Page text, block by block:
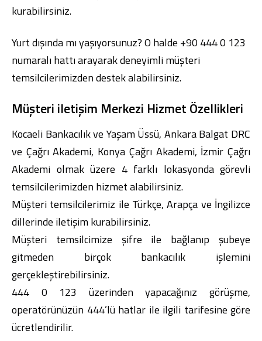
Dijital Bankacılık Hakkımızda Finans Portalı
Yatırımcı İlişkileri
Englishالعربية
Dijital Bankacılık Hakkımızda Finans Portalı
Şube ve ATM’ler
İletişim
Ürün ve Hizmet Ücretleri
kurabilirsiniz.
Yurt dışında mı yaşıyorsunuz? O halde +90 444 0 123
numaralı hattı arayarak deneyimli müşteri
temsilcilerimizden destek alabilirsiniz.
Müşteri iletişim Merkezi Hizmet Özellikleri
Kocaeli Bankacılık ve Yaşam Üssü, Ankara Balgat DRC
ve Çağrı Akademi, Konya Çağrı Akademi, İzmir Çağrı
Akademi olmak üzere 4 farklı lokasyonda görevli
temsilcilerimizden hizmet alabilirsiniz.
Müşteri temsilcilerimiz ile Türkçe, Arapça ve İngilizce
dillerinde iletişim kurabilirsiniz.
Müşteri temsilcimize şifre ile bağlanıp şubeye
gitmeden birçok bankacılık işlemini
gerçekleştirebilirsiniz.
444 0 123 üzerinden yapacağınız görüşme,
operatörünüzün 444’lü hatlar ile ilgili tarifesine göre
ücretlendirilir.